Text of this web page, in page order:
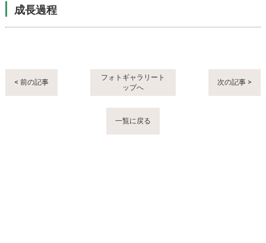
成長過程
< 前の記事
フォトギャラリート
ップへ
次の記事 >
一覧に戻る